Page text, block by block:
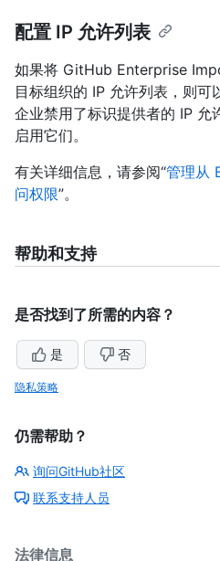
配置 IP 允许列表
如果将 GitHub Enterprise
目标组织的 IP 允许列表，则
企业禁用了标识提供者的 IP 允
启用它们。
有关详细信息，请参阅“管理从
问权限”。
帮助和支持
是否找到了所需的内容？
是 否
隐私策略
仍需帮助？
询问GitHub社区
联系支持人员
法律信息